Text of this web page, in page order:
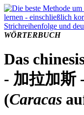
WÖRTERBUCH
Das
- 加拉加斯
(Caracas